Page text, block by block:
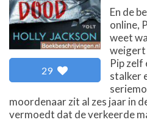
29
En de
online,
weet
weigert
Pip zelf
stalker
moordenaar zit al zes jaar in
vermoedt dat de verkeerde